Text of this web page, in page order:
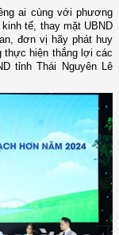
ai cùng với phương
tế, thay mặt UBND
đơn vị hãy phát huy
thực hiện thắng lợi các
tỉnh Thái Nguyên Lê